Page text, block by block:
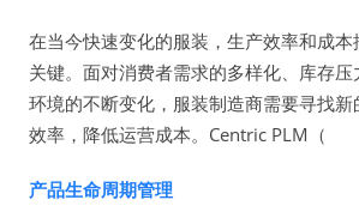
在当今快速变化的服装，生产效率和成
关键。面对消费者需求的多样化、库存
环境的不断变化，服装制造商需要寻找
效率，降低运营成本。Centric PLM（
产品生命周期管理